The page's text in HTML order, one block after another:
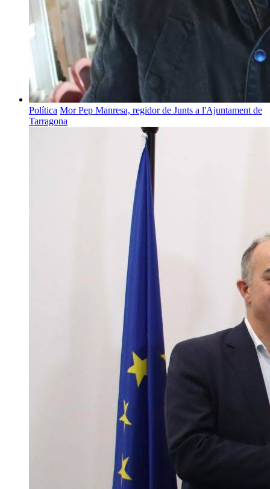
Política Mor Pep Manresa, regidor de Junts a l'Ajuntament de
Tarragona